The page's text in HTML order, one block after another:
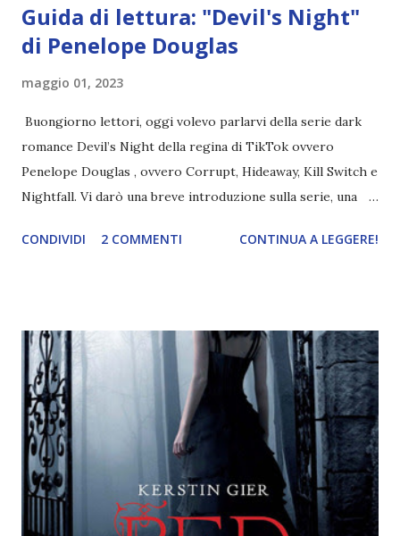
Guida di lettura: "Devil's Night"
di Penelope Douglas
maggio 01, 2023
Buongiorno lettori, oggi volevo parlarvi della serie dark
romance Devil’s Night della regina di TikTok ovvero
Penelope Douglas , ovvero Corrupt, Hideaway, Kill Switch e
Nightfall. Vi darò una breve introduzione sulla serie, una
e anche un breve commento sui libri singoli. I libri sono in
grande (Devil's Night 1#) Autrice : Penelope Douglas
Pagine: 448 Editore: Newton Compton Editori
Pubblicazione: 10 Gennaio 2023 Traduttore: Laura Lancini
Trama: “Si chiama Michael Crist. È il fratello maggiore del
mio ragazzo ed è come quei film dell'orrore che guardi
coprendoti gli occhi. È bellissimo, forte, e assolutamente
terrificante. Non mi vede neppure. Ma io l'ho notato. L'ho
visto, l'ho sentito. Le cose che ha fatto, i misfatti ch...
CONDIVIDI 2 COMMENTI CONTINUA A LEGGERE!